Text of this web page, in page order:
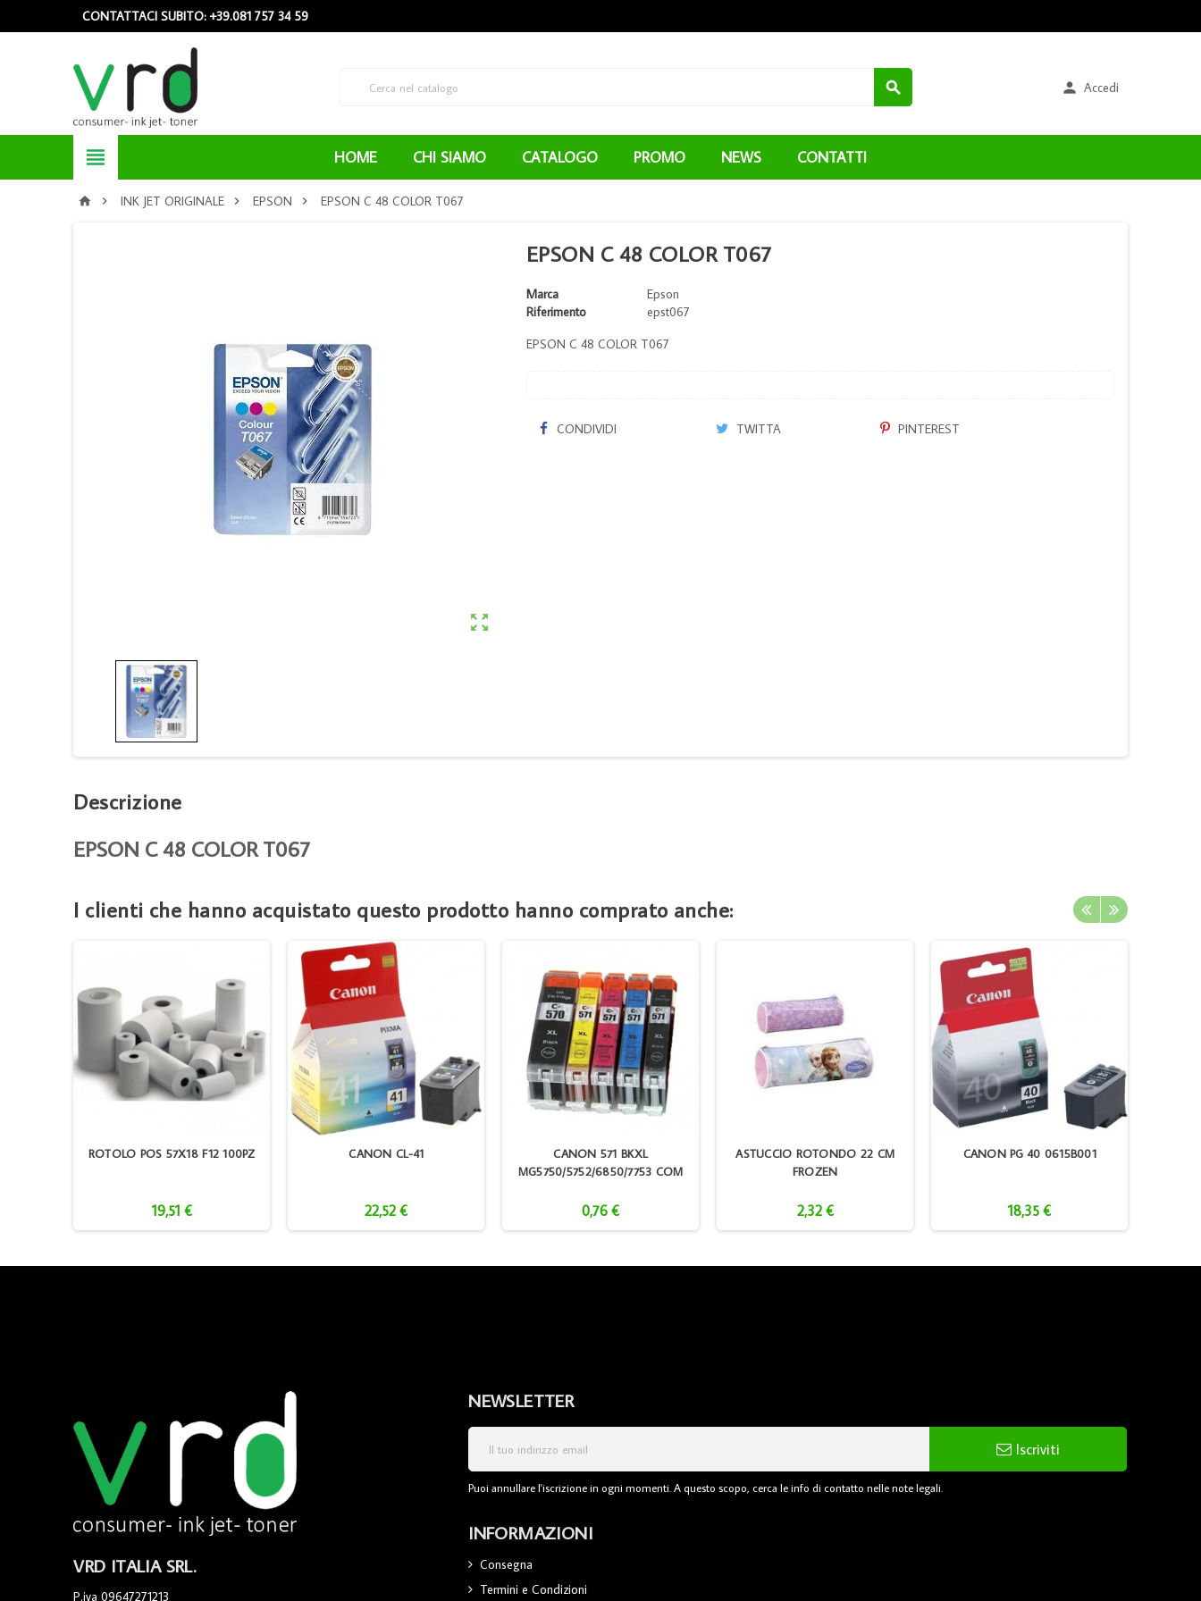
CONTATTACI SUBITO: +39.081 757 34 59
  Accedi
 HOME CHI SIAMO CATALOGO PROMO NEWS CONTATTI
  INK JET ORIGINALE  EPSON  EPSON C 48 COLOR T067

EPSON C 48 COLOR T067
Marca
Epson
Riferimento
epst067
EPSON C 48 COLOR T067
CONDIVIDI TWITTA PINTEREST
Descrizione
EPSON C 48 COLOR T067
I clienti che hanno acquistato questo prodotto hanno comprato anche:
ROTOLO POS 57X18 F12 100PZ
19,51 €
CANON CL-41
22,52 €
CANON 571 BKXL
MG5750/5752/6850/7753 COM
0,76 €
ASTUCCIO ROTONDO 22 CM
FROZEN
2,32 €
CANON PG 40 0615B001
18,35 €
VRD ITALIA SRL.
P.iva 09647271213
NEWSLETTER
Iscriviti
Puoi annullare l'iscrizione in ogni momenti. A questo scopo, cerca le info di contatto nelle note legali.
INFORMAZIONI
Consegna
Termini e Condizioni